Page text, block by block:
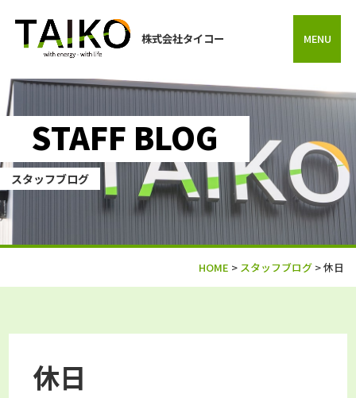
株式会社タイコー MENU
STAFF BLOG
スタッフブログ
HOME > スタッフブログ >休日
休日